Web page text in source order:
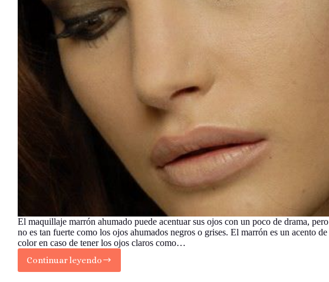
El maquillaje marrón ahumado puede acentuar sus ojos con un poco de drama, pero
no es tan fuerte como los ojos ahumados negros o grises. El marrón es un acento de
color en caso de tener los ojos claros como…
Continuar leyendo
Cómo
maquillar